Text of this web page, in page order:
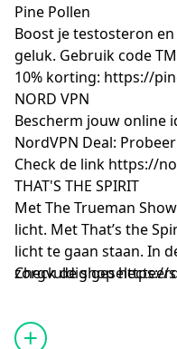
Pine Pollen
Boost je testosteron
geluk. Gebruik code
10% korting: https://
NORD VPN
Bescherm jouw online
NordVPN Deal:
Check de link https://
THAT'S THE SPIRIT
Met The Trueman
licht. Met That’s the
licht te gaan staan. In
zorgvuldig
volledig achter staat.
betrouwbare
en nog veel meer.
Check de shophttps://